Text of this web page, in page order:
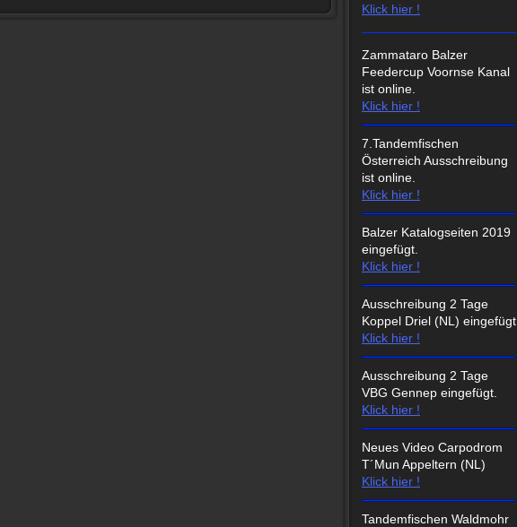
Klick hier !
Zammataro Balzer
Feedercup Voornse Kanal
ist online.
Klick hier !
7.Tandemfischen
Österreich Ausschreibung
ist online.
Klick hier !
Balzer Katalogseiten 2019
eingefügt.
Klick hier !
Ausschreibung 2 Tage
Koppel Driel (NL) eingefügt
Klick hier !
Ausschreibung 2 Tage
VBG Gennep eingefügt.
Klick hier !
Neues Video Carpodrom
T´Mun Appeltern (NL)
Klick hier !
Tandemfischen Waldmohr